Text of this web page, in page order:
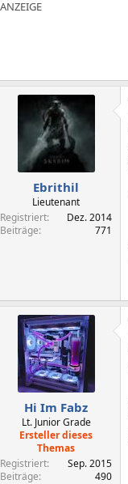
Ebrithil
Lieutenant
Registriert
Dez. 2014
Beiträge
771
Hi Im Fabz
Lt. Junior Grade
Ersteller dieses
Themas
Registriert
Sep. 2015
Beiträge
490